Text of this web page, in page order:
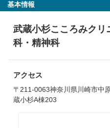
基本情報
武蔵小杉こころみクリ
科・精神科
アクセス
〒211-0063神奈川県川崎市中
蔵小杉A棟203